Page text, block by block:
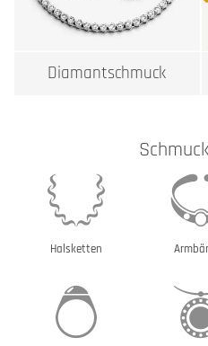
Diamantschmuck
Halsketten